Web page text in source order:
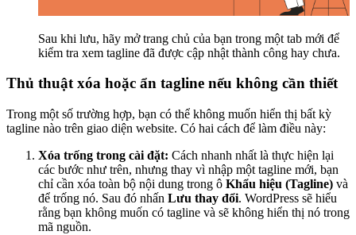
Sau khi lưu, hãy mở trang chủ của bạn trong một tab mới để
kiểm tra xem tagline đã được cập nhật thành công hay chưa.
Thủ thuật xóa hoặc ẩn tagline nếu không cần thiết
Trong một số trường hợp, bạn có thể không muốn hiển thị bất kỳ
tagline nào trên giao diện website. Có hai cách để làm điều này:
Xóa trống trong cài đặt: Cách nhanh nhất là thực hiện lại
các bước như trên, nhưng thay vì nhập một tagline mới, bạn
chỉ cần xóa toàn bộ nội dung trong ô Khẩu hiệu (Tagline) và
để trống nó. Sau đó nhấn Lưu thay đổi. WordPress sẽ hiểu
rằng bạn không muốn có tagline và sẽ không hiển thị nó trong
mã nguồn.